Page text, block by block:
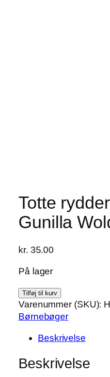
Totte
Gunilla
kr. 35.00
På lager
Totte
rydder
op
Gunilla
antal
Tilføj til kurv
Varenummer (SKU):
Børnebøger
Beskrivelse
Beskrivelse